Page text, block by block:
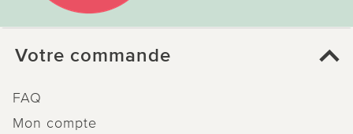
Votre commande
FAQ
Mon compte